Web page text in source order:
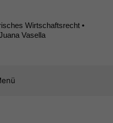
Wirtschaftsrecht •
Vasella